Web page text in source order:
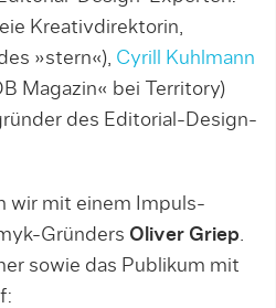
Kreativdirektorin,
»stern«), Cyrill Kuhlmann
Magazin« bei Territory)
des Editorial-Design-
wir mit einem Impuls-
Gründers Oliver Griep.
sowie das Publikum mit